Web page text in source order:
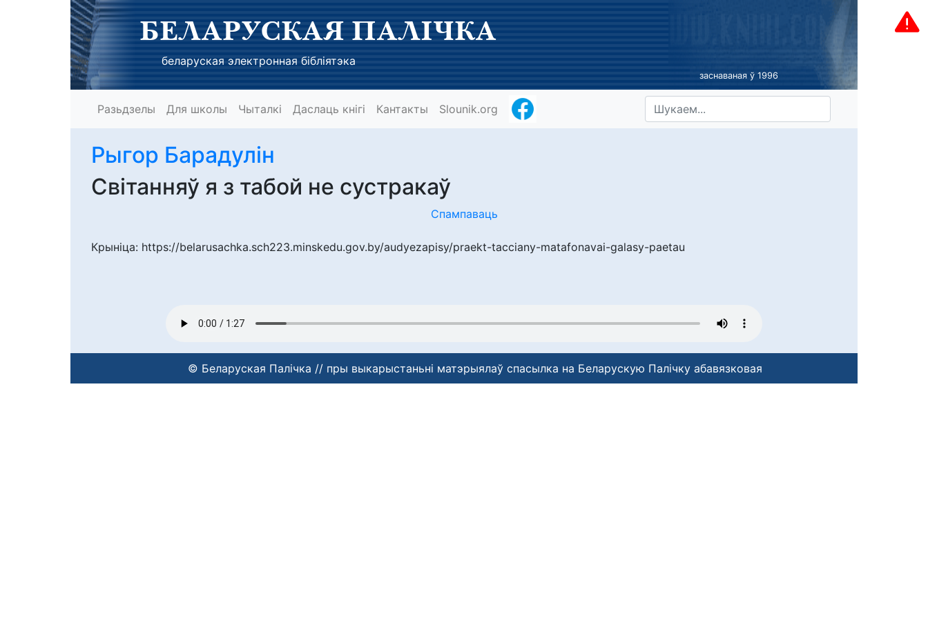
БЕЛАРУСКАЯ ПАЛІЧКА
беларуская электронная бібліятэка
заснаваная ў 1996
Разьдзелы Для школы Чыталкі Даслаць кнігі Кантакты Slounik.org
Рыгор Барадулін
Світанняў я з табой не сустракаў
Спампаваць
Крыніца: https://belarusachka.sch223.minskedu.gov.by/audyezapisy/praekt-tacciany-matafonavai-galasy-paetau
© Беларуская Палічка // пры выкарыстаньні матэрыялаў спасылка на Беларускую Палічку абавязковая